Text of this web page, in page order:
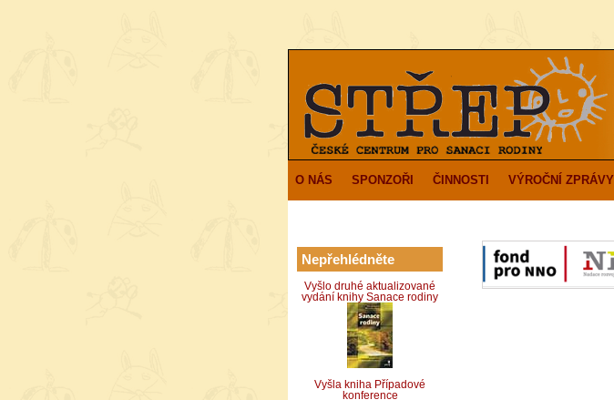
O NÁS SPONZOŘI ČINNOSTI VÝROČNÍ ZPRÁVY
Nepřehlédněte
Vyšlo druhé aktualizované
vydání knihy Sanace rodiny
Vyšla kniha Případové
konference